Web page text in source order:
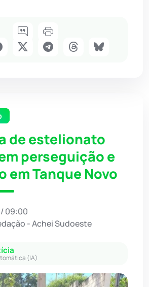
de estelionato
perseguição e
em Tanque Novo
09:00
- Achei Sudoeste
(IA)